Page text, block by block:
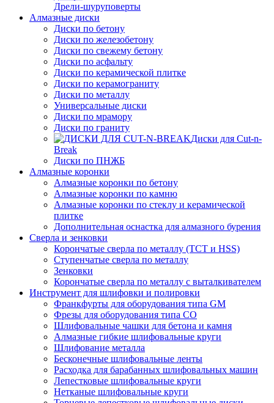
Дрели-шуруповерты
Алмазные диски
Диски по бетону
Диски по железобетону
Диски по свежему бетону
Диски по асфальту
Диски по керамической плитке
Диски по керамограниту
Диски по металлу
Универсальные диски
Диски по мрамору
Диски по граниту
Диски для Cut-n-
Break
Диски по ПНЖБ
Алмазные коронки
Алмазные коронки по бетону
Алмазные коронки по камню
Алмазные коронки по стеклу и керамической
плитке
Дополнительная оснастка для алмазного бурения
Сверла и зенковки
Корончатые сверла по металлу (TCT и HSS)
Ступенчатые сверла по металлу
Зенковки
Корончатые сверла по металлу c выталкивателем
Инструмент для шлифовки и полировки
Франкфурты для оборудования типа GM
Фрезы для оборудования типа СО
Шлифовальные чашки для бетона и камня
Алмазные гибкие шлифовальные круги
Шлифование металла
Бесконечные шлифовальные ленты
Расходка для барабанных шлифовальных машин
Лепестковые шлифовальные круги
Нетканые шлифовальные круги